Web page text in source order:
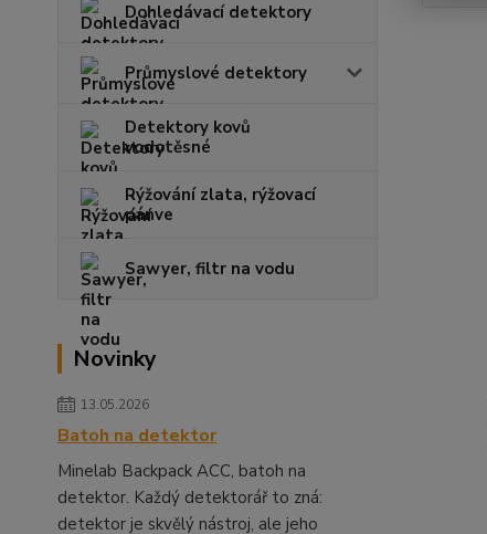
Dohledávací detektory
Průmyslové detektory
Detektory kovů
vodotěsné
Rýžování zlata, rýžovací
pánve
Sawyer, filtr na vodu
Novinky
13.05.2026
Batoh na detektor
Minelab Backpack ACC, batoh na
detektor. Každý detektorář to zná:
detektor je skvělý nástroj, ale jeho